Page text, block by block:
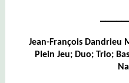
Jean-François Dandrieu
Plein Jeu; Duo; Trio;